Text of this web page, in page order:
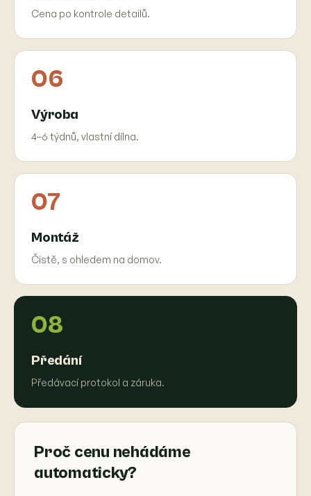
Cena po kontrole detailů.
06
Výroba
4–6 týdnů, vlastní dílna.
07
Montáž
Čistě, s ohledem na domov.
08
Předání
Předávací protokol a záruka.
Proč cenu nehádáme
automaticky?